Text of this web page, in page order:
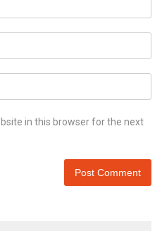
in this browser for the next